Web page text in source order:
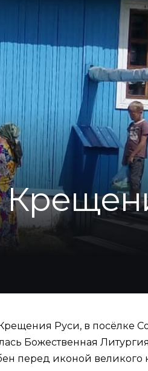
Руси, в посёлке
Божественная
перед иконой великого